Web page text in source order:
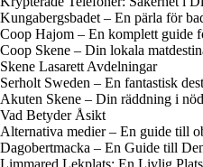
Kungabergsbadet – En pärla för
Coop Hajom – En komplett guide
Coop Skene – Din lokala
Skene Lasarett Avdelningar
Serholt Sweden – En fantastisk
Akuten Skene – Din räddning i
Vad Betyder Åsikt
Alternativa medier – En guide till
Dagobertmacka – En Guide till
Limmared Lekplats: En Livlig